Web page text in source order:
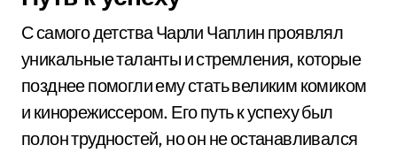
С самого детства Чарли Чаплин проявлял
уникальные таланты и стремления, которые
позднее помогли ему стать великим комиком
и кинорежиссером. Его путь к успеху был
полон трудностей, но он не останавливался